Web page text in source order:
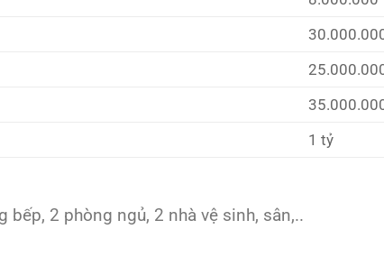
1 tỷ
bếp, 2 phòng ngủ, 2 nhà vệ sinh, sân,..